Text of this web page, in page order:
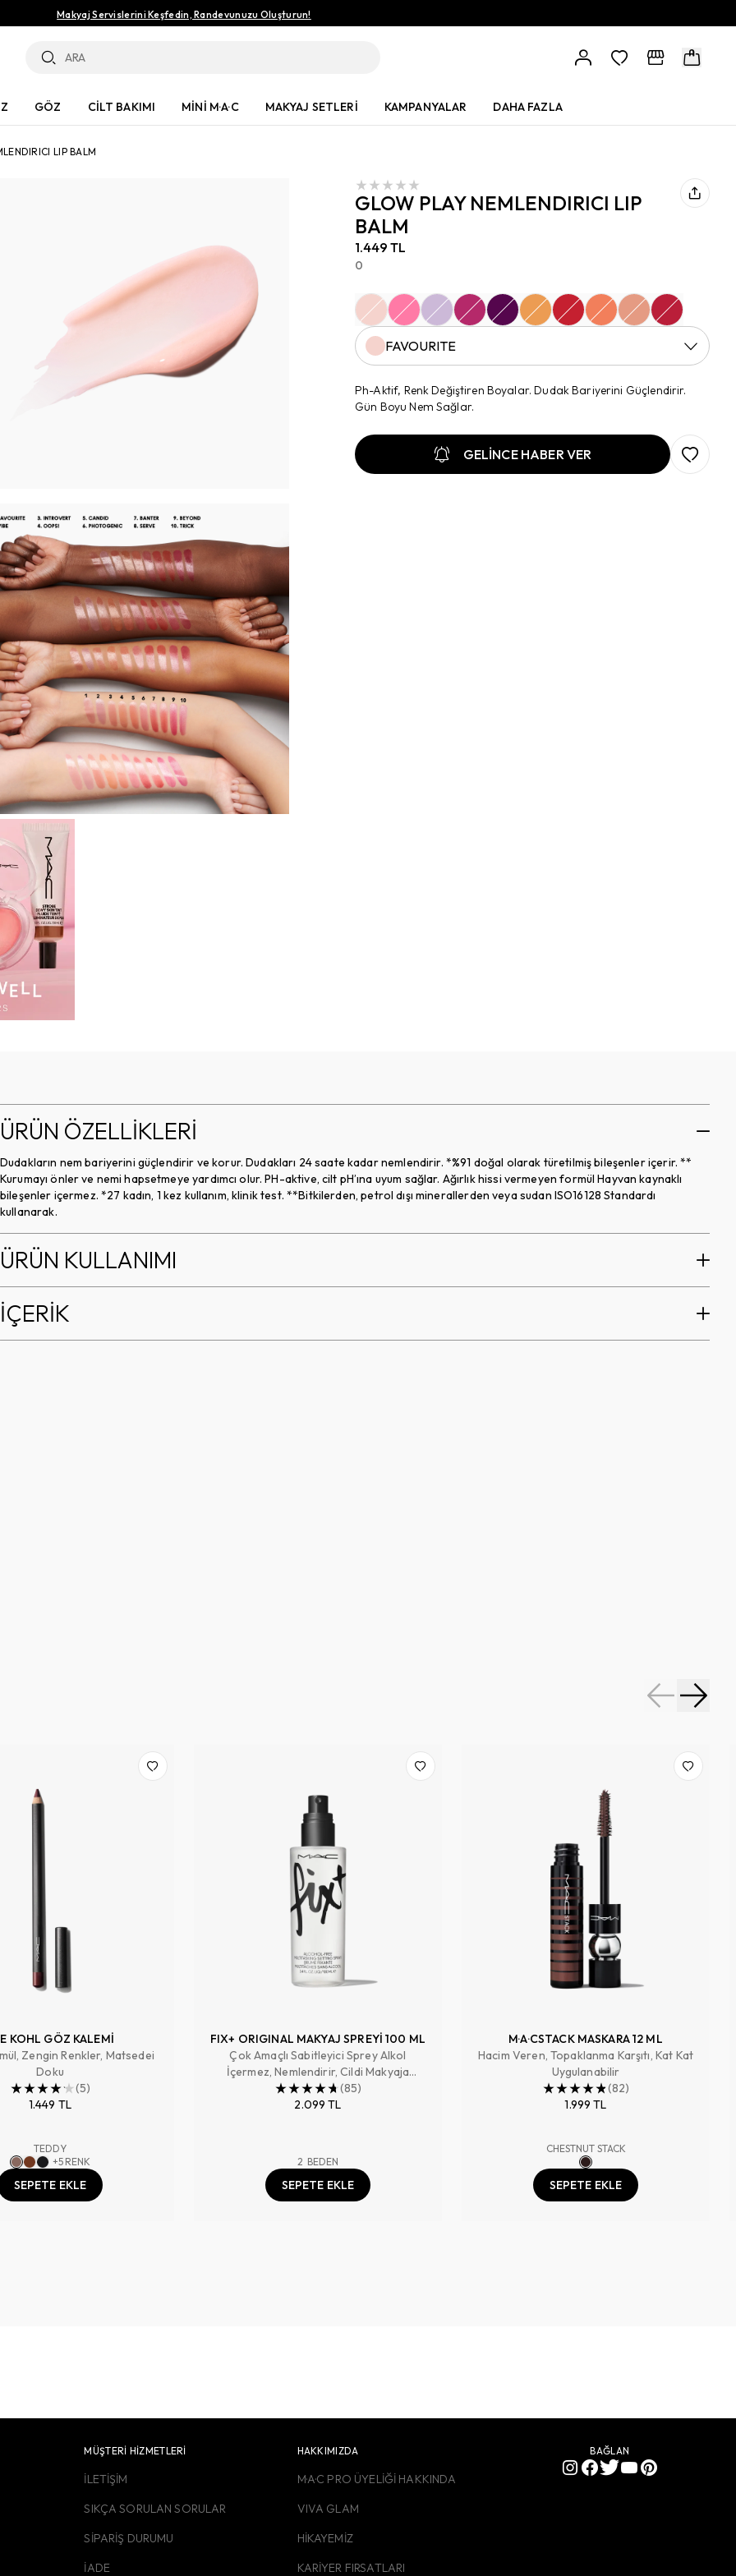
Makyaj Servislerini Keşfedin, Randevunuzu Oluşturun!
GÖZ CİLT BAKIMI MİNİ M·A·C MAKYAJ SETLERİ KAMPANYALAR DAHA FAZLA
LIP BALM
GLOW PLAY NEMLENDIRICI LIP
BALM
1.449 TL
0
FAVOURITE
Ph-Aktif, Renk Değiştiren Boyalar. Dudak Bariyerini Güçlendirir.
Gün Boyu Nem Sağlar.
GELİNCE HABER VER
ÜRÜN ÖZELLİKLERİ
Dudakların nem bariyerini güçlendirir ve korur. Dudakları 24 saate kadar nemlendirir. *%91 doğal olarak türetilmiş bileşenler içerir. **
Kurumayı önler ve nemi hapsetmeye yardımcı olur. PH-aktive, cilt pH’ına uyum sağlar. Ağırlık hissi vermeyen formül Hayvan kaynaklı
bileşenler içermez. *27 kadın, 1 kez kullanım, klinik test. **Bitkilerden, petrol dışı minerallerden veya sudan ISO16128 Standardı
kullanarak.
ÜRÜN KULLANIMI
İÇERİK
KOHL GÖZ KALEMİ
Zengin Renkler, Matsedei
Doku
(5)
1.449 TL
TEDDY
+5 RENK
SEPETE EKLE
FIX+ ORIGINAL MAKYAJ SPREYİ 100 ML
Çok Amaçlı Sabitleyici Sprey Alkol
İçermez, Nemlendirir, Cildi Makyaja
Hazırlar, Makyajı Sabitler , Tazeler
(85)
2.099 TL
2 BEDEN
SEPETE EKLE
M·A·CSTACK MASKARA 12 ML
Hacim Veren, Topaklanma Karşıtı, Kat Kat
Uygulanabilir
(82)
1.999 TL
CHESTNUT STACK
SEPETE EKLE
MÜŞTERİ HİZMETLERİ
İLETİŞİM
SIKÇA SORULAN SORULAR
SİPARİŞ DURUMU
İADE
HAKKIMIZDA
M·A·C PRO ÜYELİĞİ HAKKINDA
VIVA GLAM
HİKAYEMİZ
KARİYER FIRSATLARI
BAĞLAN